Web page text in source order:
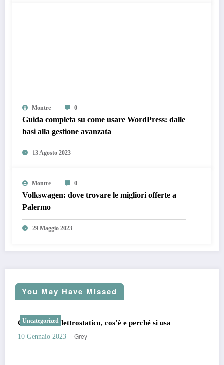
Montre 0
Guida completa su come usare WordPress: dalle
basi alla gestione avanzata
13 Agosto 2023
Montre 0
Volkswagen: dove trovare le migliori offerte a
Palermo
29 Maggio 2023
You May Have Missed
Uncategorized
Generatore elettrostatico, cos’è e perché si usa
10 Gennaio 2023 Grey